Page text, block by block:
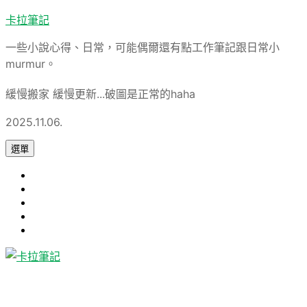
跳
主
要
內
容
卡拉筆記
一些小說心得、日常，可能偶爾還有點工作筆記跟日常小
murmur。
緩慢搬家 緩慢更新...破圖是正常的haha
2025.11.06.
選單